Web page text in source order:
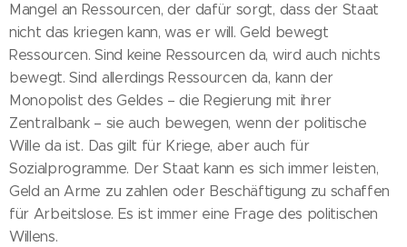
Mangel an Ressourcen, der dafür sorgt, dass der Staat
nicht das kriegen kann, was er will. Geld bewegt
Ressourcen. Sind keine Ressourcen da, wird auch nichts
bewegt. Sind allerdings Ressourcen da, kann der
Monopolist des Geldes – die Regierung mit ihrer
Zentralbank – sie auch bewegen, wenn der politische
Wille da ist. Das gilt für Kriege, aber auch für
Sozialprogramme. Der Staat kann es sich immer leisten,
Geld an Arme zu zahlen oder Beschäftigung zu schaffen
für Arbeitslose. Es ist immer eine Frage des politischen
Willens.